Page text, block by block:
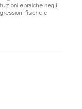
ebraiche negli
fisiche e